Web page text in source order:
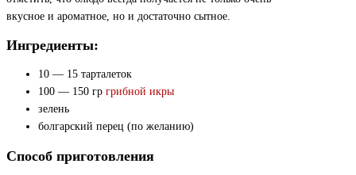
вкусное и ароматное, но и достаточно сытное.
Ингредиенты:
10 — 15 тарталеток
100 — 150 гр грибной икры
зелень
болгарский перец (по желанию)
Способ приготовления